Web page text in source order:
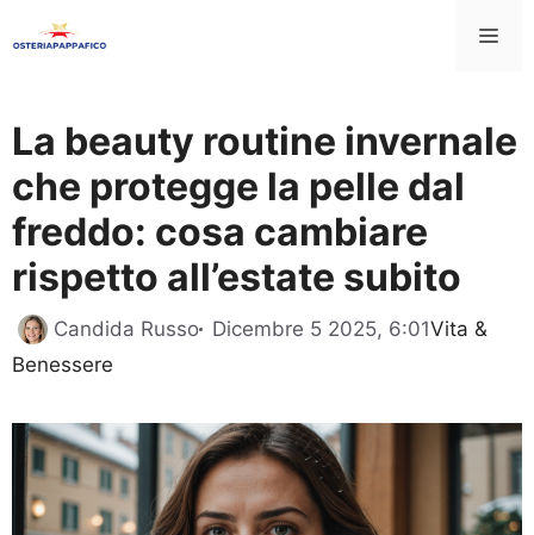
al
La beauty routine invernale
che protegge la pelle dal
freddo: cosa cambiare
rispetto all’estate subito
Candida Russo Dicembre 5 2025, 6:01Categorie
Vita &
Benessere